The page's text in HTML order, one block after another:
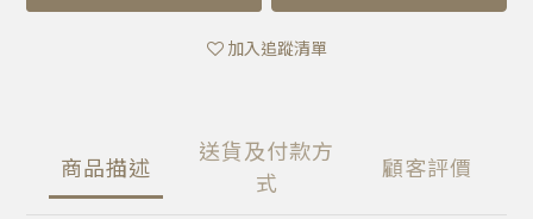
加入追蹤清單
商品描述
送貨及付款方
式
顧客評價